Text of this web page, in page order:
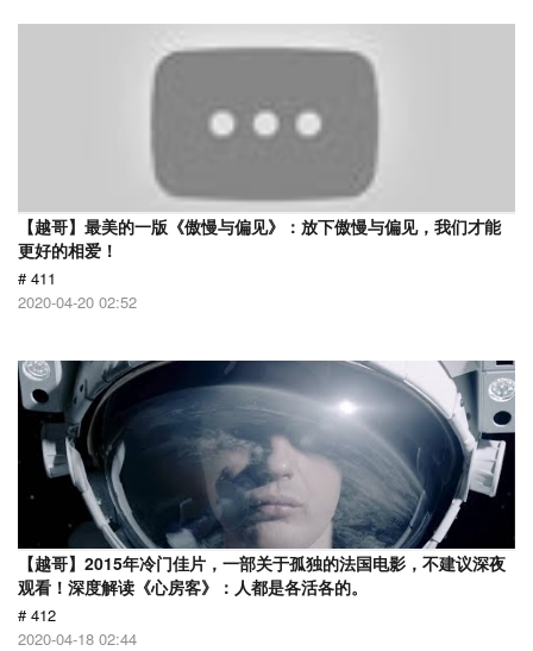
【越哥】最美的一版《傲慢与偏见》：放下傲慢与偏见，我们才能
更好的相爱！
# 411
2020-04-20 02:52
【越哥】2015年冷门佳片，一部关于孤独的法国电影，不建议深夜
观看！深度解读《心房客》：人都是各活各的。
# 412
2020-04-18 02:44